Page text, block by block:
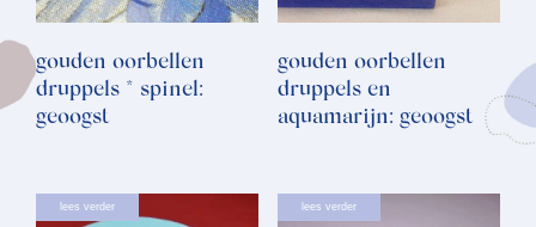
gouden oorbellen
druppels * spinel:
geoogst
gouden oorbellen
druppels en
aquamarijn: geoogst
lees verder lees verder